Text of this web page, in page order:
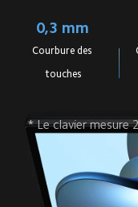
0,3 mm
Courbure des
touches
* Le clavier mesure